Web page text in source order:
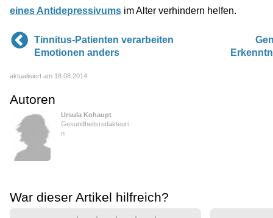
eines Antidepressivums im Alter verhindern helfen.
Tinnitus-Patienten verarbeiten
Emotionen anders
aktualisiert am 18.08.2014
Autoren
Ursula Kohaupt
Gesundheitsredakteuri
n
War dieser Artikel hilfreich?